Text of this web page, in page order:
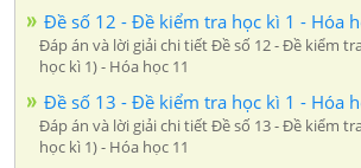
Đề số 12 - Đề kiểm tra học kì 1 - Hóa
Đáp án và lời giải chi tiết Đề số 12 - Đề kiểm
học kì 1) - Hóa học 11
Đề số 13 - Đề kiểm tra học kì 1 - Hóa
Đáp án và lời giải chi tiết Đề số 13 - Đề kiểm
học kì 1) - Hóa học 11